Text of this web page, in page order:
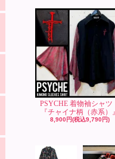
PSYCHE 着物袖シャツ
『チャイナ柄（赤系）』
8,900円(税込9,790円)